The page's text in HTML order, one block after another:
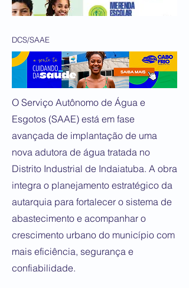
DCS/SAAE
O Serviço Autônomo de Água e
Esgotos (SAAE) está em fase
avançada de implantação de uma
nova adutora de água tratada no
Distrito Industrial de Indaiatuba. A obra
integra o planejamento estratégico da
autarquia para fortalecer o sistema de
abastecimento e acompanhar o
crescimento urbano do município com
mais eficiência, segurança e
confiabilidade.